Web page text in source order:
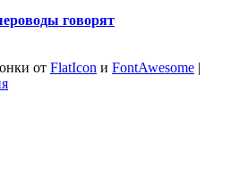
говорят
от FlatIcon и FontAwesome |